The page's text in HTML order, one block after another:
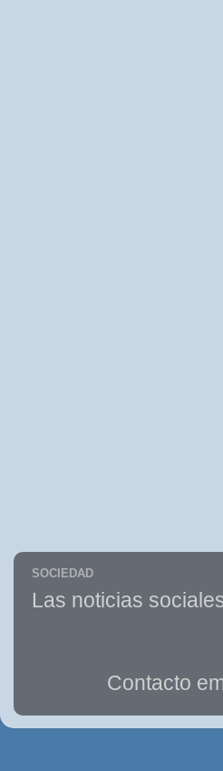
SOCIEDAD
Las noticias
Contacto